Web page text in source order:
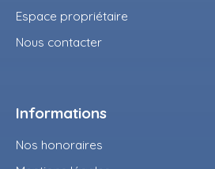
Espace propriétaire
Nous contacter
Informations
Nos honoraires